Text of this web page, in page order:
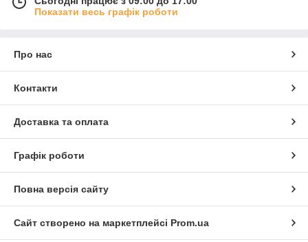
Показати весь графік роботи
Про нас
Контакти
Доставка та оплата
Графік роботи
Повна версія сайту
Сайт створено на маркетплейсі Prom.ua